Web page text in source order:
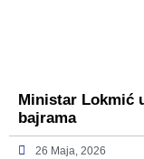
Ministar Lokmić
bajrama
26 Maja, 2026